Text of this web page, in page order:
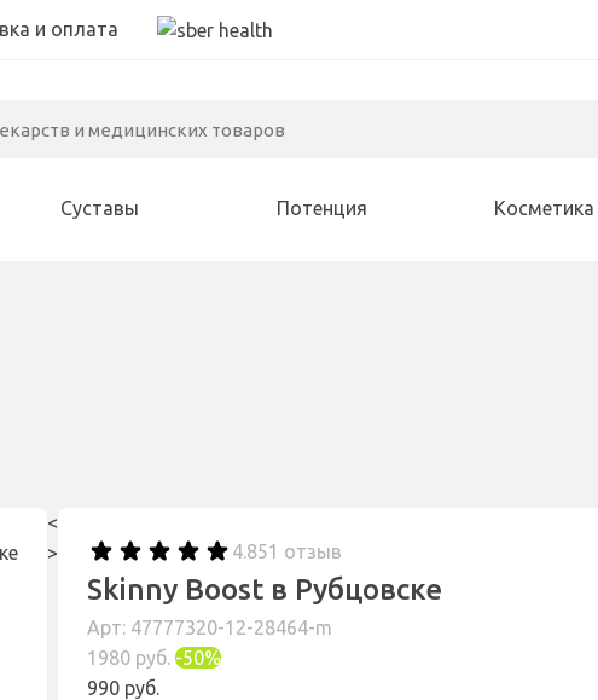
и оплата
Суставы Потенция Косметика
<
>
4.851 отзыв
Skinny Boost в Рубцовске
Арт: 47777320-12-28464-m
1980 руб. -50%
990 руб.